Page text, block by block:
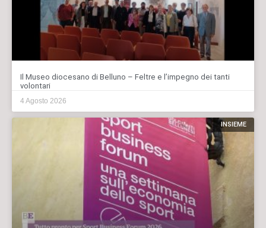
Il Museo diocesano di Belluno – Feltre e l’impegno dei tanti
volontari
4 Agosto 2026
INSIEME